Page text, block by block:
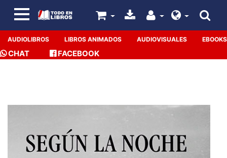
AUDIOLIBROS LIBROS ANIMADOS AUDIOVISUALES EBOOKS
CHAT FACEBOOK